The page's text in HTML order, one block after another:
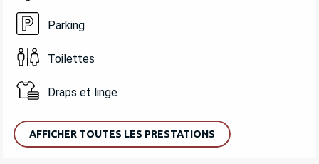
Parking
Toilettes
Draps et linge
AFFICHER TOUTES LES PRESTATIONS